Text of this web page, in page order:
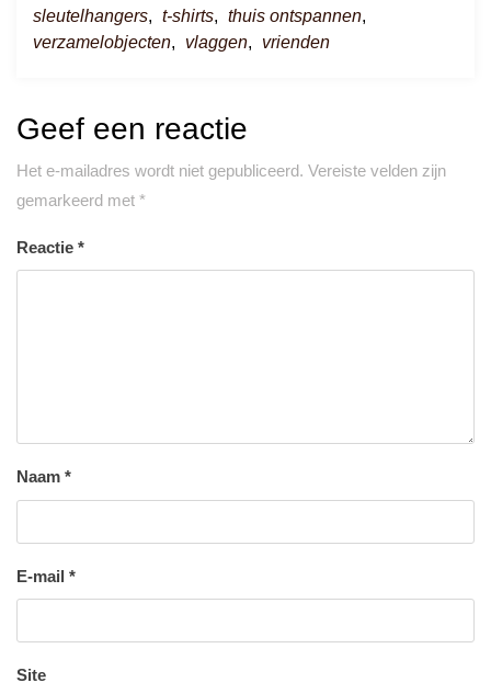
sleutelhangers, t-shirts, thuis ontspannen,
verzamelobjecten, vlaggen, vrienden
Geef een reactie
Het e-mailadres wordt niet gepubliceerd. Vereiste velden zijn
gemarkeerd met *
Reactie *
Naam *
E-mail *
Site